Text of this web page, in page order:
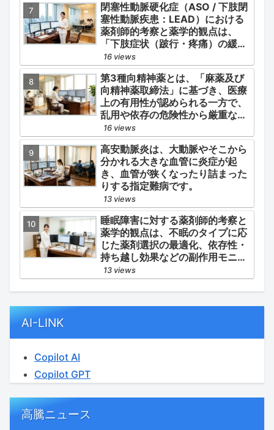
閉塞性動脈硬化症（ASO / 下肢閉
塞性動脈疾患：LEAD）における
薬剤師的考察と薬学的観点は、
「下肢症状（跛行・疼痛）の緩
和」と「全身性動脈硬化による脳
心血管イベント（脳梗塞・心筋梗
塞）の二次予防」の2軸を同時に
管理することにあります。
16 views
第3種向精神薬とは、「麻薬及び
向精神薬取締法」に基づき、医療
上の有用性が認められる一方で、
乱用や依存の危険性から厳重な管
理・規制が必要とされる薬物のう
ち、第1種・第2種よりも比較的リ
スクが低いと判断されて指定され
ている医薬品の分類です。
16 views
高安動脈炎は、大動脈やそこから
分かれる大きな血管に炎症が起
き、血管が狭くなったり詰まった
りする指定難病です。
13 views
睡眠障害に対する薬剤師的考察と
薬学的観点は、不眠のタイプに応
じた薬剤選択の最適化、依存性・
持ち越し効果などの副作用モニタ
リング、そして生活習慣（睡眠衛
生）の改善支援にあります。
13 views
AI-LINK
Copilot AI
Copilot GPT
高騰ニュース